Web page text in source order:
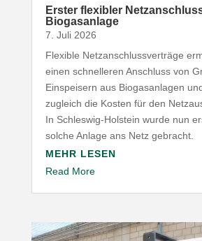
Erster flexibler
Biogasanlage
7. Juli 2026
Flexible Netz­an­schluss­ver­träge
einen schnel­leren Anschluss von
Einspeisern aus Biogas­an­lagen
zugleich die Kosten für den
In Schleswig-​Holstein wurde nun
solche Anlage ans Netz gebracht.
MEHR LESEN
Read More